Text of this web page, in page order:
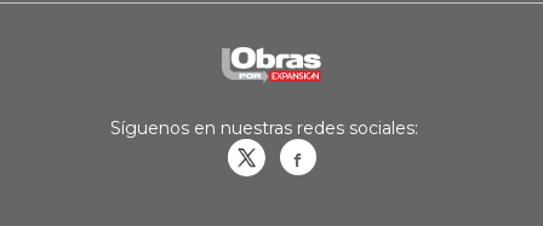
Síguenos en nuestras redes sociales: